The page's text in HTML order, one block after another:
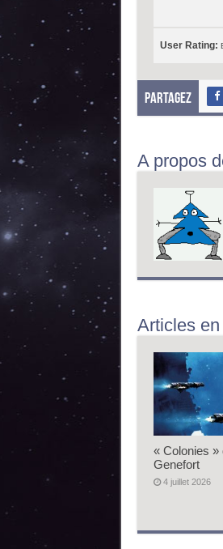
User Rating:
Partagez
A propos
Articles
« Colonies »
Genefort
4 juillet 2026